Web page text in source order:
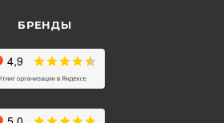
БРЕНДЫ